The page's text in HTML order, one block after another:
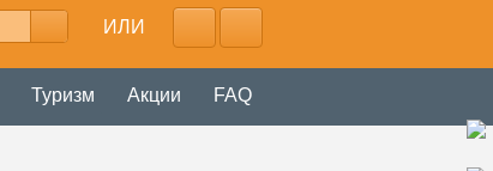
ИЛИ
Туризм Акции FAQ